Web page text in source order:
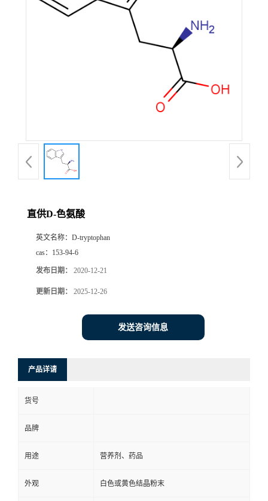
直供D-色氨酸
英文名称： D-tryptophan
cas： 153-94-6
发布日期： 2020-12-21
更新日期： 2025-12-26
发送咨询信息
产品详请
货号
品牌
用途 营养剂、药品
外观 白色或黄色结晶粉末